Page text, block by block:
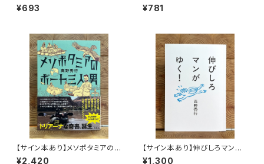
¥693 ¥781
【サイン本あり】メソポタミアの
ボート三人男
¥2,420
【サイン本あり】伸びしろマンが
ゆく！
¥1,300